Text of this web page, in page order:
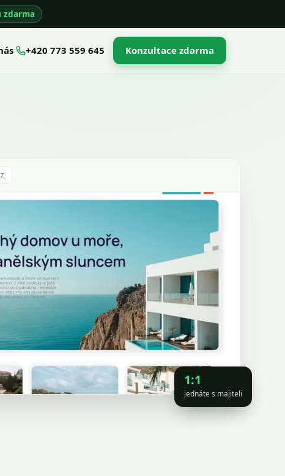
zdarma
+420 773 559 645 Konzultace zdarma
1:1
jednáte s majiteli